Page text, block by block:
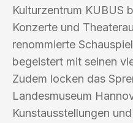
Kulturzentrum KUBUS
Konzerte und
renommierte
begeistert mit seinen
Zudem locken das
Landesmuseum
Kunstausstellungen